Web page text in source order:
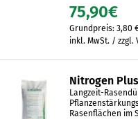
75,90€
Grundpreis: 3,80
inkl. MwSt. / zzgl.
Nitrogen
Langzeit-
Rasenflächen im